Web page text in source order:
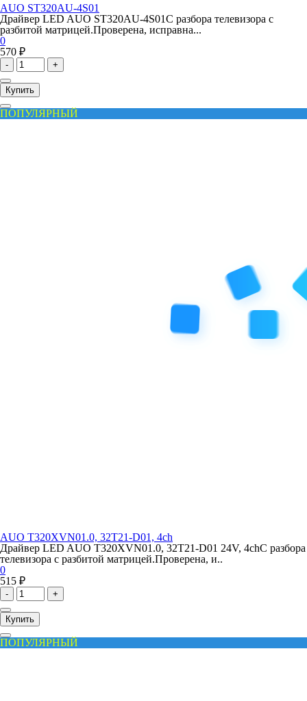
AUO ST320AU-4S01
Драйвер LED AUO ST320AU-4S01С разбора телевизора с
разбитой матрицей.Проверена, исправна...
0
570 ₽
- +
Купить
ПОПУЛЯРНЫЙ
AUO T320XVN01.0, 32T21-D01, 4ch
Драйвер LED AUO T320XVN01.0, 32T21-D01 24V, 4chС разбора
телевизора с разбитой матрицей.Проверена, и..
0
515 ₽
- +
Купить
ПОПУЛЯРНЫЙ